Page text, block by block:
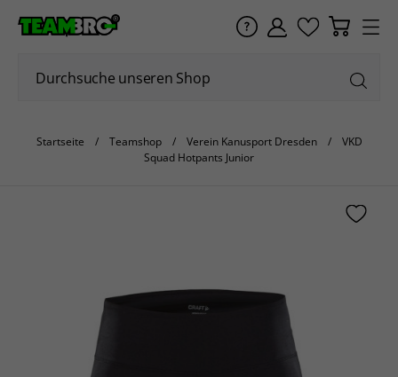
Startseite Teamshop Verein Kanusport Dresden
VKD
Squad Hotpants Junior